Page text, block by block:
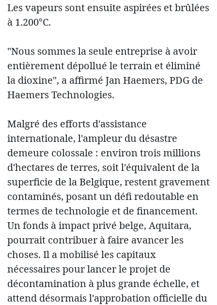
Les vapeurs sont ensuite aspirées et brûlées
à 1.200°C.
"Nous sommes la seule entreprise à avoir
entièrement dépollué le terrain et éliminé
la dioxine", a affirmé Jan Haemers, PDG de
Haemers Technologies.
Malgré des efforts d'assistance
internationale, l'ampleur du désastre
demeure colossale : environ trois millions
d'hectares de terres, soit l'équivalent de la
superficie de la Belgique, restent gravement
contaminés, posant un défi redoutable en
termes de technologie et de financement.
Un fonds à impact privé belge, Aquitara,
pourrait contribuer à faire avancer les
choses. Il a mobilisé les capitaux
nécessaires pour lancer le projet de
décontamination à plus grande échelle, et
attend désormais l'approbation officielle du